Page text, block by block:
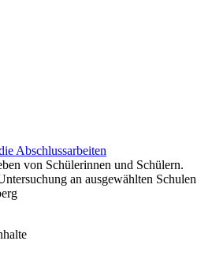
Abschlussarbeiten
von Schülerinnen und Schülern.
an ausgewählten Schulen